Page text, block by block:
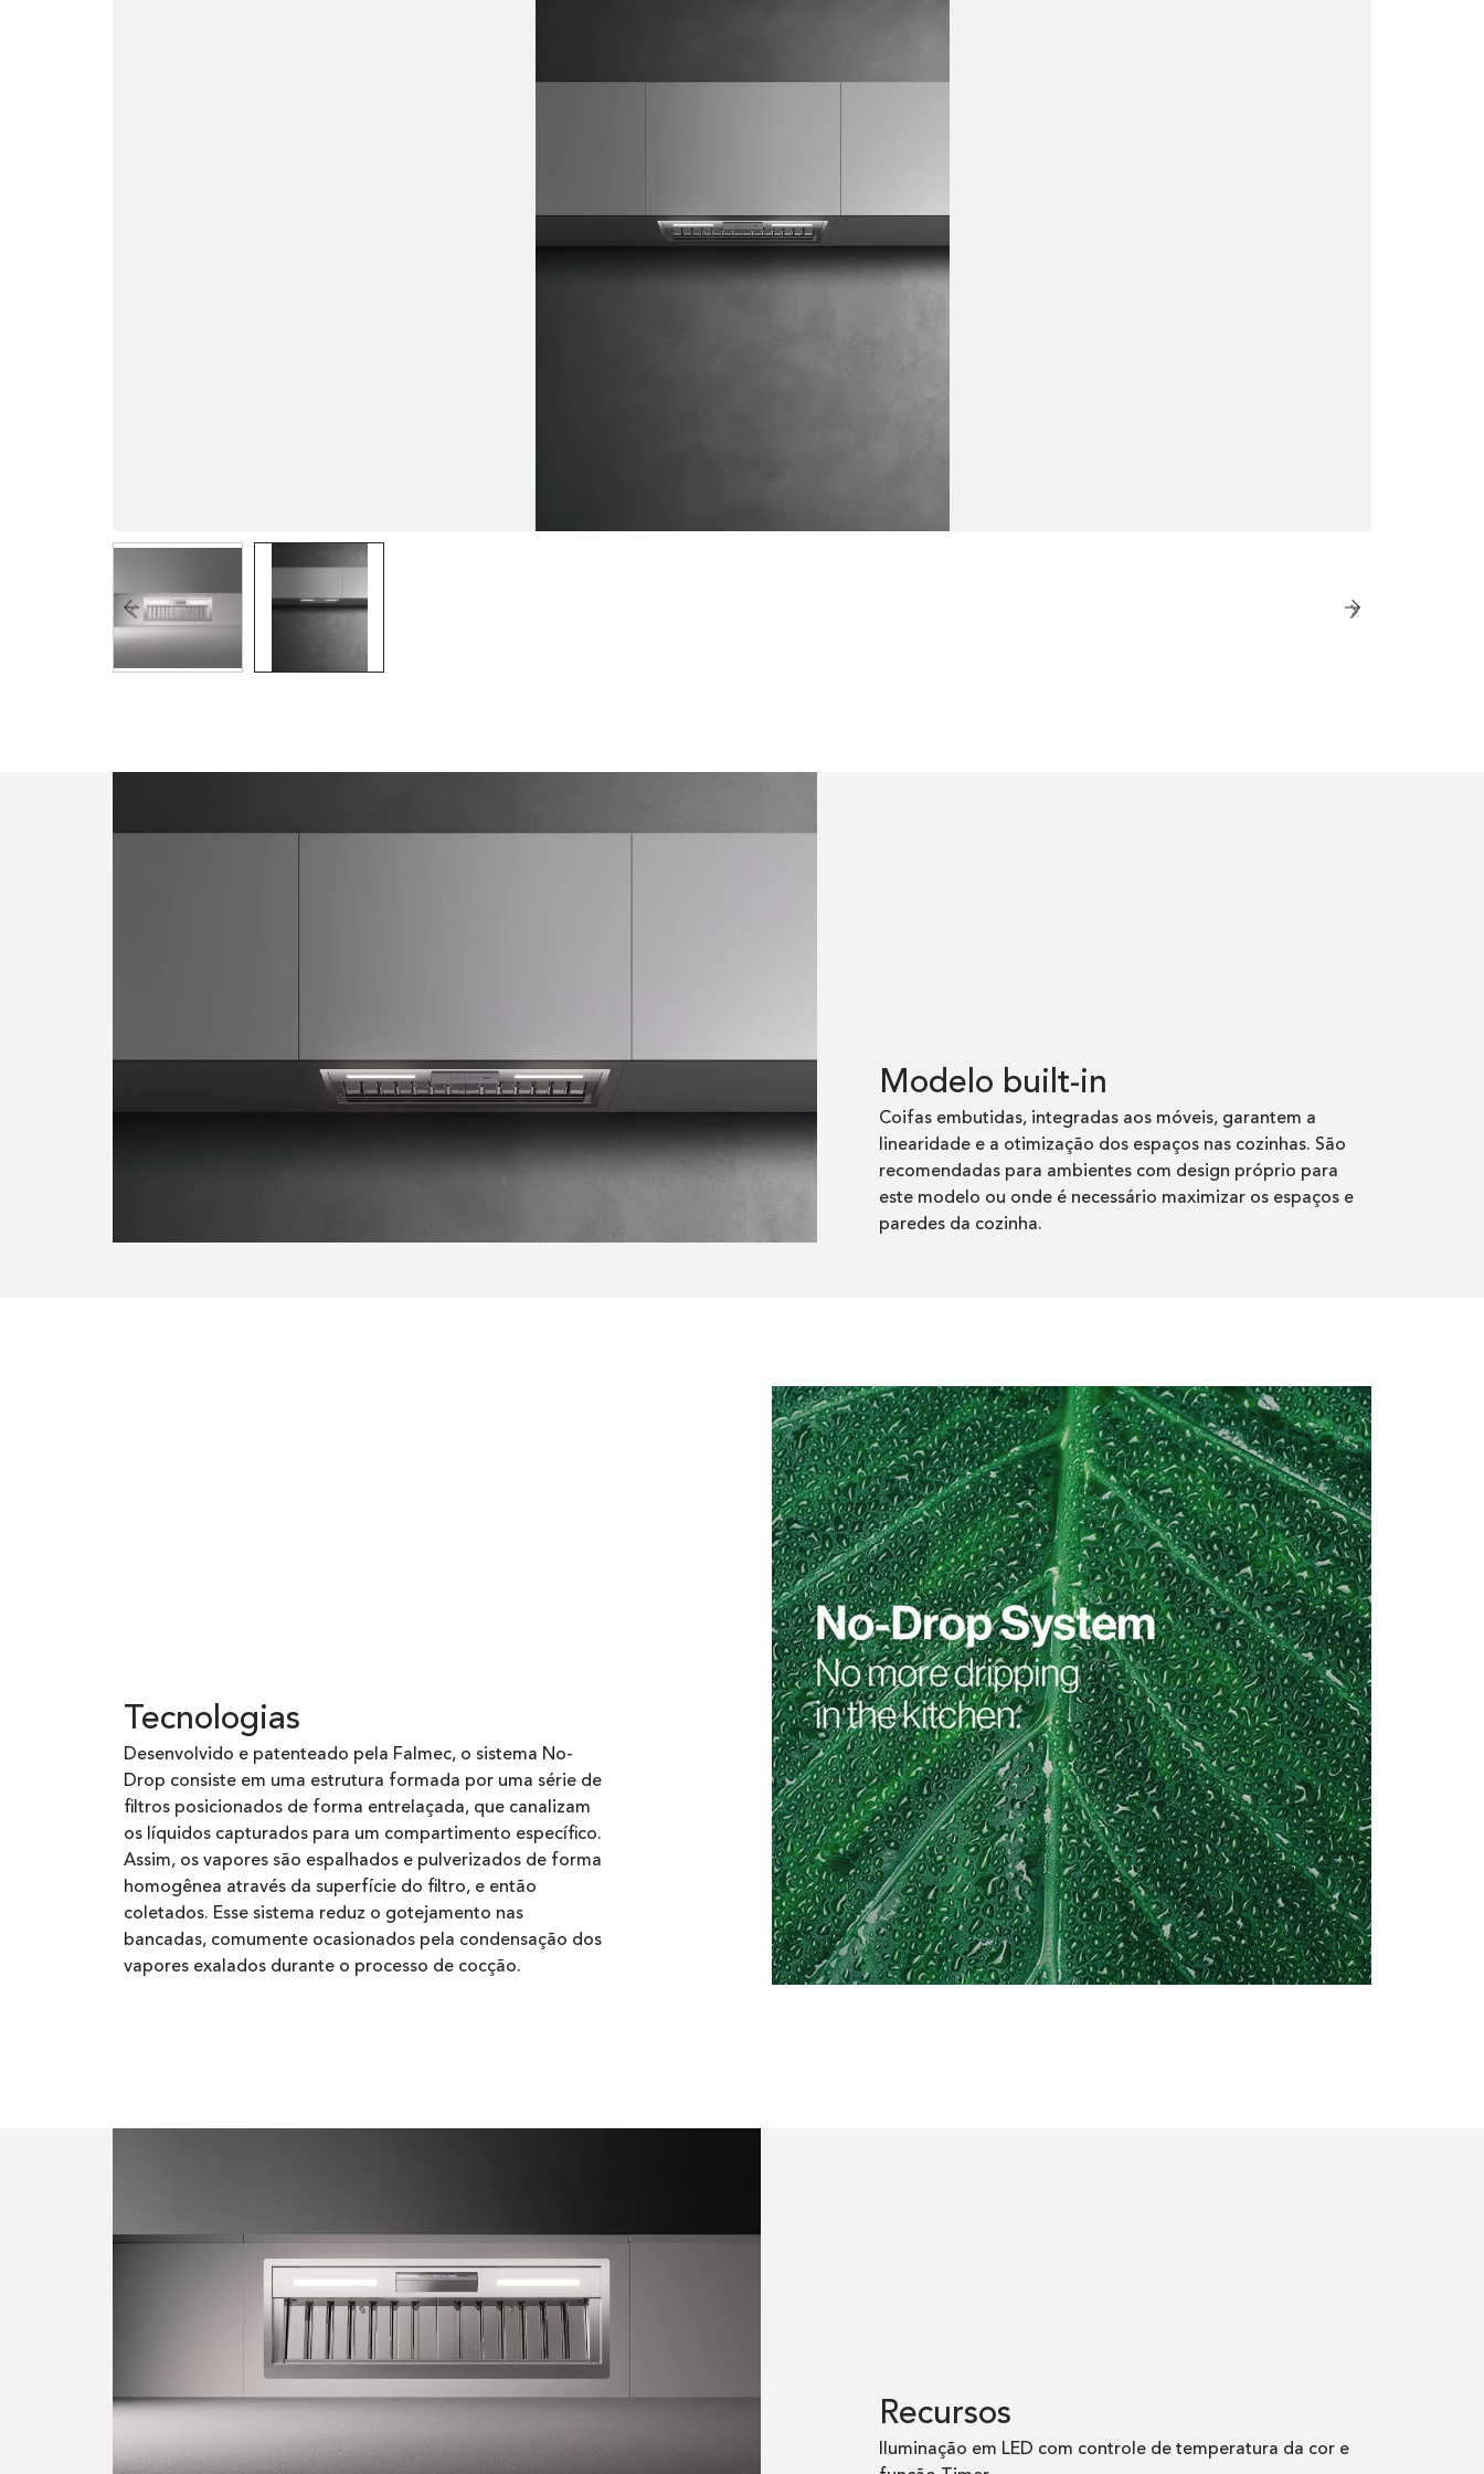
Modelo built-in
Coifas embutidas, integradas aos móveis, garantem a
linearidade e a otimização dos espaços nas cozinhas. São
recomendadas para ambientes com design próprio para
este modelo ou onde é necessário maximizar os espaços e
paredes da cozinha.
Tecnologias
Desenvolvido e patenteado pela Falmec, o sistema No-
Drop consiste em uma estrutura formada por uma série de
filtros posicionados de forma entrelaçada, que canalizam
os líquidos capturados para um compartimento específico.
Assim, os vapores são espalhados e pulverizados de forma
homogênea através da superfície do filtro, e então
coletados. Esse sistema reduz o gotejamento nas
bancadas, comumente ocasionados pela condensação dos
vapores exalados durante o processo de cocção.
Recursos
Iluminação em LED com controle de temperatura da cor e